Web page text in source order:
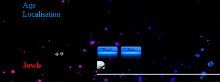
Age:
Localisation
Jean-sur-
Jowk
Créateur/Codeur Fan
Sujet: Re: Le codage